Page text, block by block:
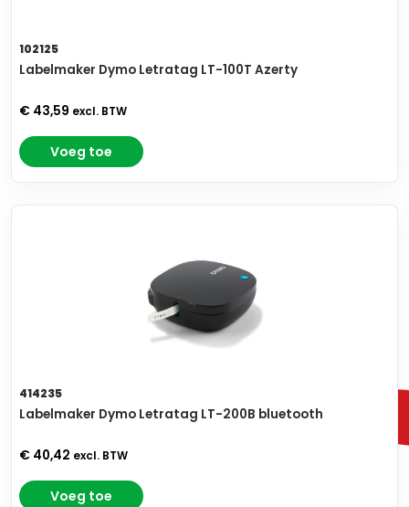
102125
Labelmaker Dymo Letratag LT-100T Azerty
€ 43,59 excl. BTW
Voeg toe
414235
Labelmaker Dymo Letratag LT-200B bluetooth
€ 40,42 excl. BTW
Voeg toe